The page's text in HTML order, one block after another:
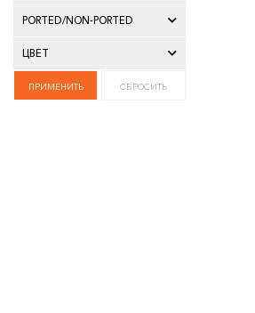
PORTED/NON-PORTED
ЦВЕТ
ПРИМЕНИТЬ СБРОСИТЬ